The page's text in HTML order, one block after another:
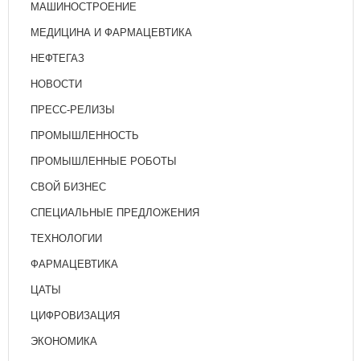
МАШИНОСТРОЕНИЕ
МЕДИЦИНА И ФАРМАЦЕВТИКА
НЕФТЕГАЗ
НОВОСТИ
ПРЕСС-РЕЛИЗЫ
ПРОМЫШЛЕННОСТЬ
ПРОМЫШЛЕННЫЕ РОБОТЫ
СВОЙ БИЗНЕС
СПЕЦИАЛЬНЫЕ ПРЕДЛОЖЕНИЯ
ТЕХНОЛОГИИ
ФАРМАЦЕВТИКА
ЦАТЫ
ЦИФРОВИЗАЦИЯ
ЭКОНОМИКА